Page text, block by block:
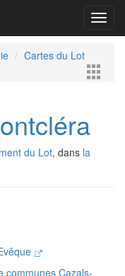
Cartes du Lot
du Lot, dans la
communes Cazals-